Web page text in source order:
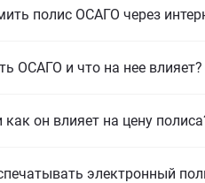
полис ОСАГО через
ОСАГО и что на нее влияет?
он влияет на цену
электронный